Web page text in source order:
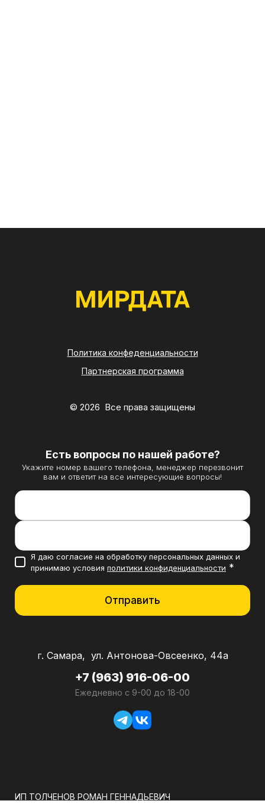
Политика конфеденциальности
Партнерская программа
© 2026 Все права защищены
Есть вопросы по нашей работе?
Укажите номер вашего телефона, менеджер перезвонит
вам и ответит на все интересующие вопросы!
Я даю согласие на обработку персональных данных и
принимаю условия политики конфиденциальности *
Отправить
г. Самара, ул. Антонова-Овсеенко, 44а
+7 (963) 916-06-00
Ежедневно с 9-00 до 18-00
ИП ТОЛЧЕНОВ РОМАН ГЕННАДЬЕВИЧ